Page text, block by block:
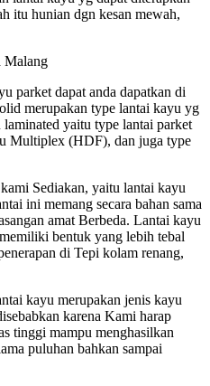
itu hunian dgn kesan mewah,
Malang
parket dapat anda dapatkan di
merupakan type lantai kayu yg
yaitu type lantai parket
Multiplex (HDF), dan juga type
Sediakan, yaitu lantai kayu
ini memang secara bahan sama
amat Berbeda. Lantai kayu
bentuk yang lebih tebal
di Tepi kolam renang,
kayu merupakan jenis kayu
karena Kami harap
tinggi mampu menghasilkan
puluhan bahkan sampai